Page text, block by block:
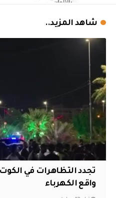
شاهد المزيد..
تجدد التظاهرات في
واقع الكهرباء